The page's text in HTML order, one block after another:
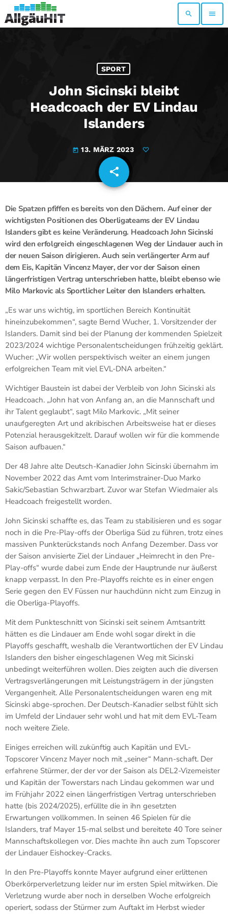
search menu
SPORT
John Sicinski bleibt
Headcoach der EV Lindau
Islanders
today 13. MÄRZ 2023
share
email
Die Spatzen pfiffen es bereits von den Dächern. Auf einer der
wichtigsten Positionen des Oberligateams der EV Lindau
Islanders gibt es keine Veränderung. Headcoach John Sicinski
wird den erfolgreich eingeschlagenen Weg der Lindauer auch in
der neuen Saison dirigieren. Auch sein verlängerter Arm auf
dem Eis, Kapitän Vincenz Mayer, der vor der Saison einen
längerfristigen Vertrag unterschrieben hatte, bleibt ebenso wie
Milo Markovic als Sportlicher Leiter den Islanders erhalten.
„Es war uns wichtig, im sportlichen Bereich Kontinuität
hineinzubekommen“, sagte Bernd Wucher, 1. Vorsitzender der
Islanders. Damit sind bei der Planung der kommenden Spielzeit
2023/2024 wichtige Personalentscheidungen frühzeitig geklärt.
Wucher: „Wir wollen perspektivisch weiter an einem jungen
erfolgreichen Team mit viel EVL-DNA arbeiten.“
Wichtiger Baustein ist dabei der Verbleib von John Sicinski als
Headcoach. „John hat von Anfang an, an die Mannschaft und
ihr Talent geglaubt“, sagt Milo Markovic. „Mit seiner
unaufgeregten Art und akribischen Arbeitsweise hat er dieses
Potenzial herausgekitzelt. Darauf wollen wir für die kommende
Saison aufbauen.“
Der 48 Jahre alte Deutsch-Kanadier John Sicinski übernahm im
November 2022 das Amt vom Interimstrainer-Duo Marko
Sakic/Sebastian Schwarzbart. Zuvor war Stefan Wiedmaier als
Headcoach freigestellt worden.
John Sicinski schaffte es, das Team zu stabilisieren und es sogar
noch in die Pre-Play-offs der Oberliga Süd zu führen, trotz eines
massiven Punkterückstands noch Anfang Dezember. Dass vor
der Saison anvisierte Ziel der Lindauer „Heimrecht in den Pre-
Play-offs“ wurde dabei zum Ende der Hauptrunde nur äußerst
knapp verpasst. In den Pre-Playoffs reichte es in einer engen
Serie gegen den EV Füssen nur hauchdünn nicht zum Einzug in
die Oberliga-Playoffs.
Mit dem Punkteschnitt von Sicinski seit seinem Amtsantritt
hätten es die Lindauer am Ende wohl sogar direkt in die
Playoffs geschafft, weshalb die Verantwortlichen der EV Lindau
Islanders den bisher eingeschlagenen Weg mit Sicinski
unbedingt weiterführen wollen. Dies zeigten auch die diversen
Vertragsverlängerungen mit Leistungsträgern in der jüngsten
Vergangenheit. Alle Personalentscheidungen waren eng mit
Sicinski abge-sprochen. Der Deutsch-Kanadier selbst fühlt sich
im Umfeld der Lindauer sehr wohl und hat mit dem EVL-Team
noch weitere Ziele.
Einiges erreichen will zukünftig auch Kapitän und EVL-
Topscorer Vincenz Mayer noch mit „seiner“ Mann-schaft. Der
erfahrene Stürmer, der der vor der Saison als DEL2-Vizemeister
und Kapitän der Towerstars nach Lindau gekommen war und
im Frühjahr 2022 einen längerfristigen Vertrag unterschrieben
hatte (bis 2024/2025), erfüllte die in ihn gesetzten
Erwartungen vollkommen. In seinen 46 Spielen für die
Islanders, traf Mayer 15-mal selbst und bereitete 40 Tore seiner
Mannschaftskollegen vor. Dies machte ihn auch zum Topscorer
der Lindauer Eishockey-Cracks.
In den Pre-Playoffs konnte Mayer aufgrund einer erlittenen
Oberkörperverletzung leider nur im ersten Spiel mitwirken. Die
Verletzung wurde aber noch in derselben Woche erfolgreich
operiert, sodass der Stürmer zum Auftakt im Herbst wieder